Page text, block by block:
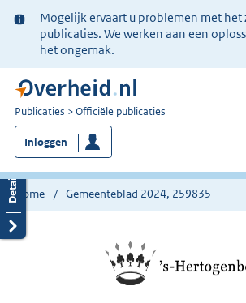
Ter
informatie:
Mogelijk ervaart u problemen met het
publicaties. We werken aan een
het ongemak.
U
bent
nu
hier:
Publicaties Officiële publicaties
Inloggen
Home Gemeenteblad 2024, 259835